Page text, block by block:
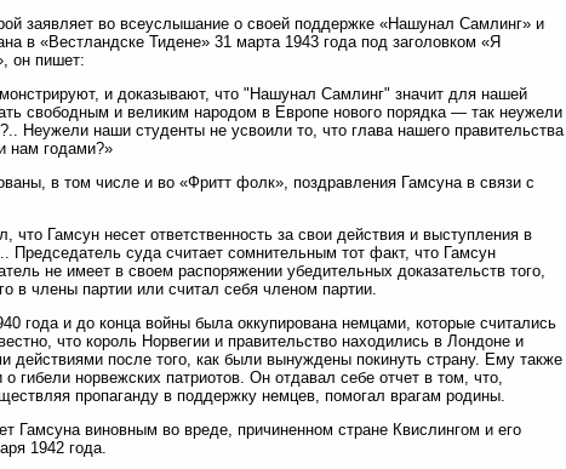
заявляет во всеуслышание о своей поддержке «Нашунал Самлинг» и
в «Вестландске Тидене» 31 марта 1943 года под заголовком «Я
он пишет:
и доказывают, что "Нашунал Самлинг" значит для нашей
свободным и великим народом в Европе нового порядка — так неужели
Неужели наши студенты не усвоили то, что глава нашего правительства
нам годами?»
в том числе и во «Фритт фолк», поздравления Гамсуна в связи с
Гамсун несет ответственность за свои действия и выступления в
Председатель суда считает сомнительным тот факт, что Гамсун
не имеет в своем распоряжении убедительных доказательств того,
в члены партии или считал себя членом партии.
года и до конца войны была оккупирована немцами, которые считались
что король Норвегии и правительство находились в Лондоне и
действиями после того, как были вынуждены покинуть страну. Ему также
гибели норвежских патриотов. Он отдавал себе отчет в том, что,
пропаганду в поддержку немцев, помогал врагам родины.
Гамсуна виновным во вреде, причиненном стране Квислингом и его
1942 года.